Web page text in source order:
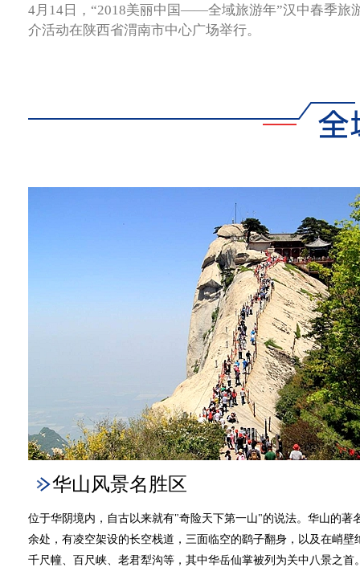
4月14日，“2018美丽中国——全域旅游年”汉中春季旅
介活动在陕西省渭南市中心广场举行。
华山风景名胜区
位于华阴境内，自古以来就有"奇险天下第一山"的说法。华山的著
余处，有凌空架设的长空栈道，三面临空的鹞子翻身，以及在峭壁
千尺幢、百尺峡、老君犁沟等，其中华岳仙掌被列为关中八景之首